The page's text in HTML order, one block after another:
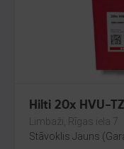
Hilti 20x HVU-
Limbaži, Rīgas iela 7
Stāvoklis Jauns